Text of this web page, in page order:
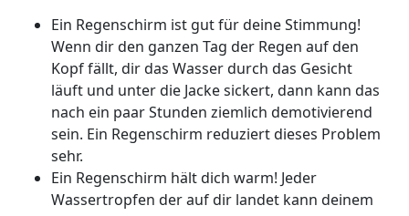
Ein Regenschirm ist gut für deine Stimmung!
Wenn dir den ganzen Tag der Regen auf den
Kopf fällt, dir das Wasser durch das Gesicht
läuft und unter die Jacke sickert, dann kann das
nach ein paar Stunden ziemlich demotivierend
sein. Ein Regenschirm reduziert dieses Problem
sehr.
Ein Regenschirm hält dich warm! Jeder
Wassertropfen der auf dir landet kann deinem